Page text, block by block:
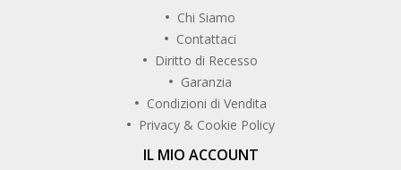
Chi Siamo
Contattaci
Diritto di Recesso
Garanzia
Condizioni di Vendita
Privacy & Cookie Policy
IL MIO ACCOUNT